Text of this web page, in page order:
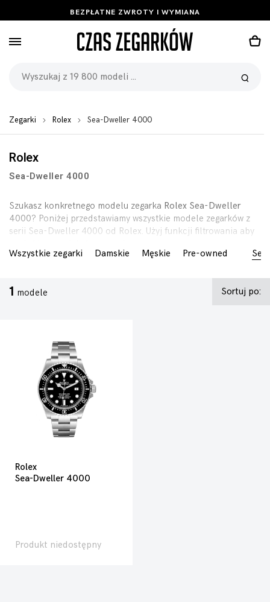
BEZPŁATNE ZWROTY I WYMIANA
Zegarki Rolex Sea-Dweller 4000
Rolex
Sea-Dweller 4000
Szukasz konkretnego modelu zegarka Rolex Sea-Dweller
4000? Poniżej przedstawiamy wszystkie modele zegarków z
serii Sea-Dweller 4000 od Rolex. Użyj funkcji filtrowania aby
Wszystkie zegarki
Damskie Męskie Pre-owned
1 modele Sortuj po:
Rolex
Sea-Dweller 4000
Produkt niedostępny